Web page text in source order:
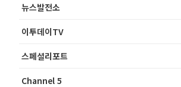
뉴스발전소
이투데이TV
스페셜리포트
Channel 5